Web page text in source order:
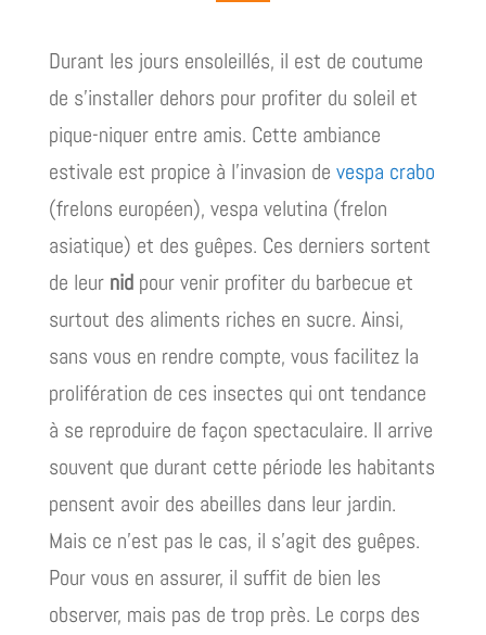
Durant les jours ensoleillés, il est de coutume
de s’installer dehors pour profiter du soleil et
pique-niquer entre amis. Cette ambiance
estivale est propice à l’invasion de vespa crabo
(frelons européen), vespa velutina (frelon
asiatique) et des guêpes. Ces derniers sortent
de leur nidpour venir profiter du barbecue et
surtout des aliments riches en sucre. Ainsi,
sans vous en rendre compte, vous facilitez la
prolifération de ces insectes qui ont tendance
à se reproduire de façon spectaculaire. Il arrive
souvent que durant cette période les habitants
pensent avoir des abeilles dans leur jardin.
Mais ce n’est pas le cas, il s’agit des guêpes.
Pour vous en assurer, il suffit de bien les
observer, mais pas de trop près. Le corps des